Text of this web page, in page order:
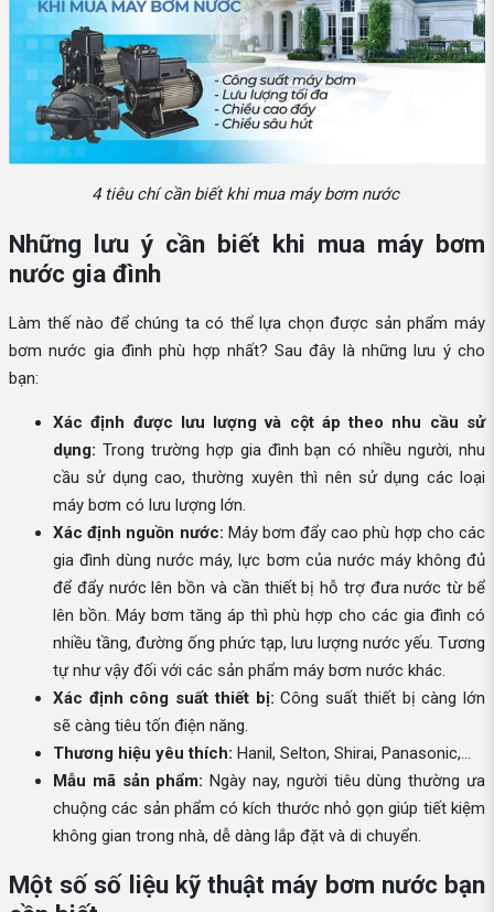
4 tiêu chí cần biết khi mua máy bơm nước
Những lưu ý cần biết khi mua máy bơm
nước gia đình
Làm thế nào để chúng ta có thể lựa chọn được sản phẩm máy
bơm nước gia đình phù hợp nhất? Sau đây là những lưu ý cho
bạn:
Xác định được lưu lượng và cột áp theo nhu cầu sử
dụng: Trong trường hợp gia đình bạn có nhiều người, nhu
cầu sử dụng cao, thường xuyên thì nên sử dụng các loại
máy bơm có lưu lượng lớn.
Xác định nguồn nước: Máy bơm đẩy cao phù hợp cho các
gia đình dùng nước máy, lực bơm của nước máy không đủ
để đẩy nước lên bồn và cần thiết bị hỗ trợ đưa nước từ bể
lên bồn. Máy bơm tăng áp thì phù hợp cho các gia đình có
nhiều tầng, đường ống phức tạp, lưu lượng nước yếu. Tương
tự như vậy đối với các sản phẩm máy bơm nước khác.
Xác định công suất thiết bị: Công suất thiết bị càng lớn
sẽ càng tiêu tốn điện năng.
Thương hiệu yêu thích: Hanil, Selton, Shirai, Panasonic,...
Mẫu mã sản phẩm: Ngày nay, người tiêu dùng thường ưa
chuộng các sản phẩm có kích thước nhỏ gọn giúp tiết kiệm
không gian trong nhà, dễ dàng lắp đặt và di chuyển.
Một số số liệu kỹ thuật máy bơm nước bạn